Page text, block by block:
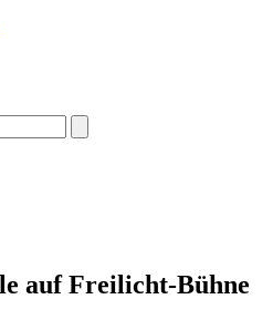
auf Freilicht-Bühne